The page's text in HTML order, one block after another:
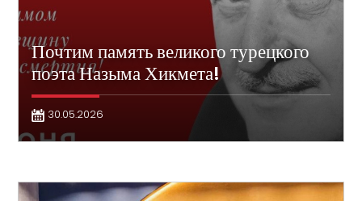
Почтим память великого турецкого
поэта Назыма Хикмета!
30.05.2026